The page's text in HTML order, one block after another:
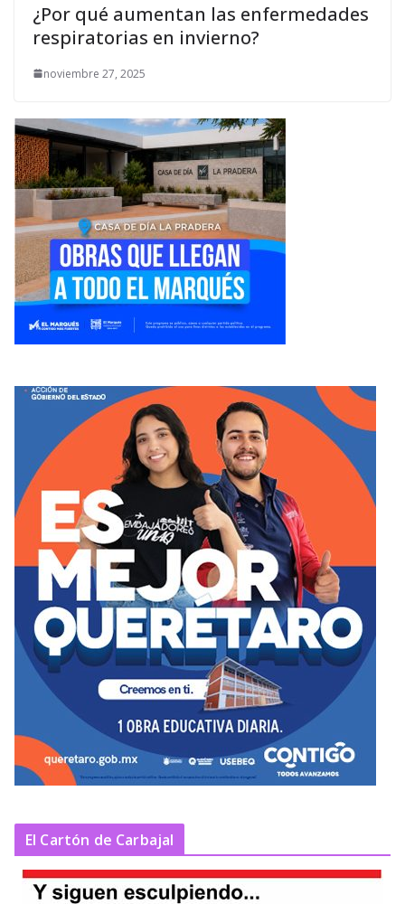
¿Por qué aumentan las enfermedades
respiratorias en invierno?
noviembre 27, 2025
El Cartón de Carbajal